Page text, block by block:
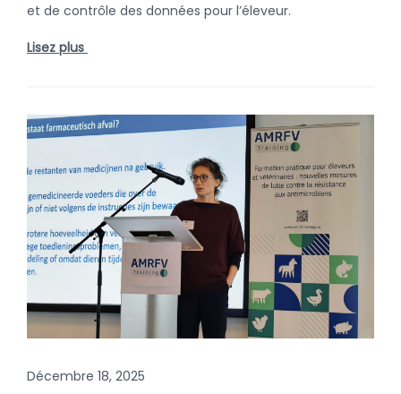
et de contrôle des données pour l’éleveur.
Lisez plus
Décembre 18, 2025